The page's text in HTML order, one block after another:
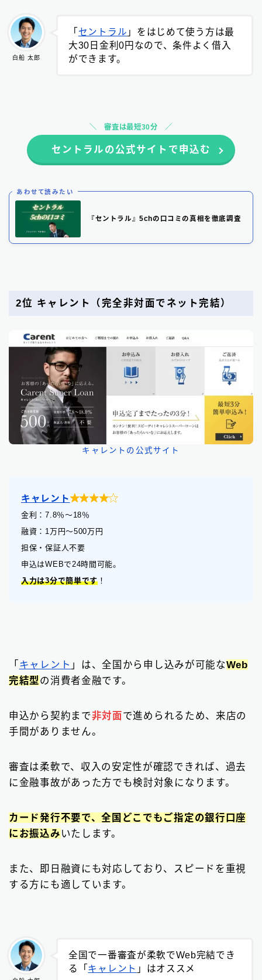
白船 太郎
「 セントラル 」をはじめて使う方は最
大30日金利0円なので、条件よく借入
ができます。
審査は最短30分
セントラルの公式サイトで申込む
あわせて読みたい
『セントラル』5chの口コミの真相を徹底調査
2位 キャレント （完全非対面でネット完結）
キャレントの公式サイト
キャレント
金利：7.8％〜18％
融資：1万円〜500万円
担保・保証人不要
申込はWEBで24時間可能。
入力は3分で簡単です ！
「 キャレント 」は、全国から申し込みが可能なWeb
完結型 の消費者金融です。
申込から契約まで非対面 で進められるため、来店の
手間がありません。
審査は柔軟で、収入の安定性が確認できれば、過去
に金融事故があった方でも検討対象になります。
カード発行不要で、全国どこでもご指定の銀行口座
にお振込み いたします。
また、即日融資にも対応しており、スピードを重視
する方にも適しています。
全国で一番審査が柔軟でWeb完結でき
る「 キャレント 」はオススメ